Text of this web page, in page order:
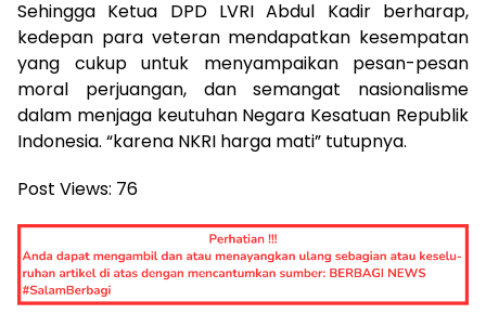
Sehingga Ketua DPD LVRI Abdul Kadir berharap,
kedepan para veteran mendapatkan kesempatan
yang cukup untuk menyampaikan pesan-pesan
moral perjuangan, dan semangat nasionalisme
dalam menjaga keutuhan Negara Kesatuan Republik
Indonesia. “karena NKRI harga mati” tutupnya.
Post Views: 76